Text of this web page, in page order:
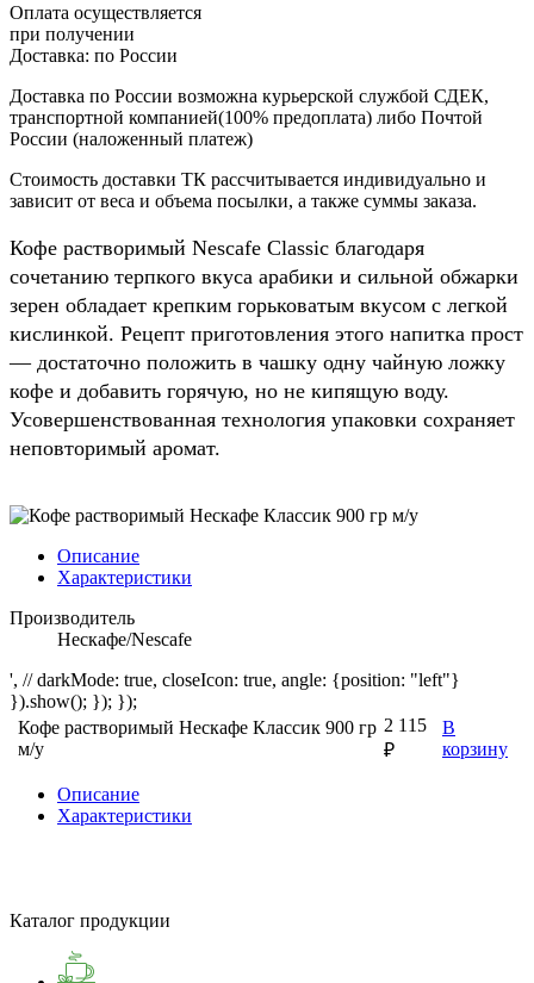
Оплата осуществляется
при получении
Доставка: по России
Доставка по России возможна курьерской службой СДЕК,
транспортной компанией(100% предоплата) либо Почтой
России (наложенный платеж)
Стоимость доставки ТК рассчитывается индивидуально и
зависит от веса и объема посылки, а также суммы заказа.
Кофе растворимый Nescafe Classic благодаря
сочетанию терпкого вкуса арабики и сильной обжарки
зерен обладает крепким горьковатым вкусом с легкой
кислинкой. Рецепт приготовления этого напитка прост
— достаточно положить в чашку одну чайную ложку
кофе и добавить горячую, но не кипящую воду.
Усовершенствованная технология упаковки сохраняет
неповторимый аромат.
Описание
Характеристики
Производитель
Нескафе/Nescafe
', // darkMode: true, closeIcon: true, angle: {position: "left"}
}).show(); }); });
Кофе растворимый Нескафе Классик 900 гр
м/у
2 115
₽
В
корзину
Описание
Характеристики
Каталог продукции